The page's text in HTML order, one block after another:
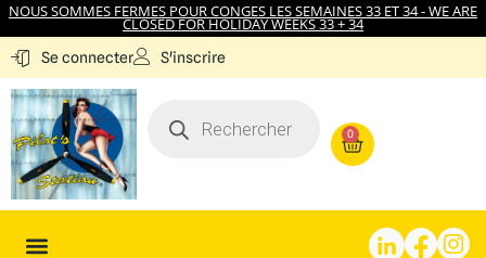
NOUS SOMMES FERMES POUR CONGES LES SEMAINES 33 ET 34 - WE ARE
CLOSED FOR HOLIDAY WEEKS 33 + 34
Se connecter S'inscrire
0